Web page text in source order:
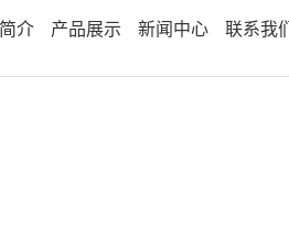
介 产品展示 新闻中心 联系我们